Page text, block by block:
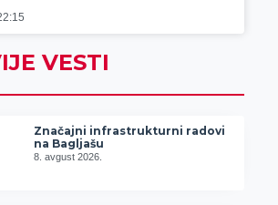
VESTI
Značajni infrastrukturni radovi
na Bagljašu
8. avgust 2026.